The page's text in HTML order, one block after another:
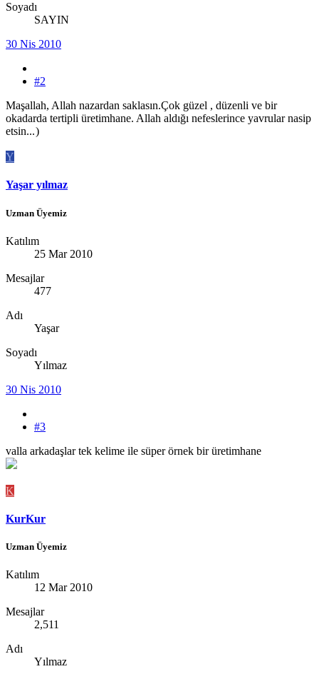
Soyadı
SAYIN
30 Nis 2010
#2
Maşallah, Allah nazardan saklasın.Çok güzel , düzenli ve bir
okadarda tertipli üretimhane. Allah aldığı nefeslerince yavrular nasip
etsin...)
Y
Yaşar yılmaz
Uzman Üyemiz
Katılım
25 Mar 2010
Mesajlar
477
Adı
Yaşar
Soyadı
Yılmaz
30 Nis 2010
#3
valla arkadaşlar tek kelime ile süper örnek bir üretimhane
K
KurKur
Uzman Üyemiz
Katılım
12 Mar 2010
Mesajlar
2,511
Adı
Yılmaz